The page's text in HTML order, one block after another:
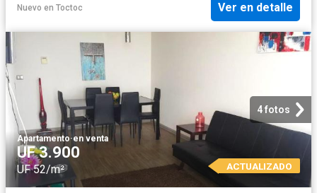
Nuevo en Toctoc Ver en detalle
4 fotos
Apartamento·en venta
UF 3.900
UF 52/m² ACTUALIZADO